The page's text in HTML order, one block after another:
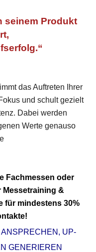
seinem Produkt
das Auftreten Ihrer
und schult gezielt
Dabei werden
Werte genauso
Fachmessen oder
Messetraining &
für mindestens 30%
UP-
GENERIEREN